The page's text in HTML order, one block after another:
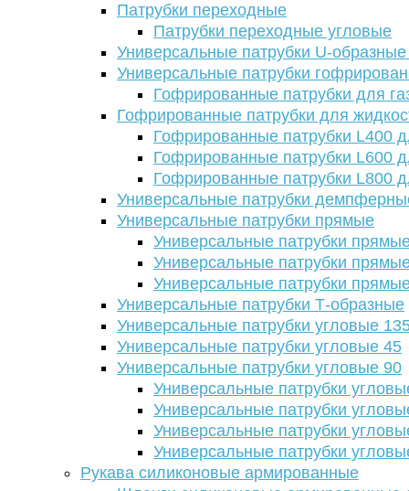
Патрубки переходные
Патрубки переходные угловые
Универсальные патрубки U-
Универсальные патрубки
Гофрированные патрубки для
Гофрированные патрубки для
Гофрированные патрубки L400
Гофрированные патрубки L600
Гофрированные патрубки L800
Универсальные патрубки
Универсальные патрубки прямые
Универсальные патрубки
Универсальные патрубки
Универсальные патрубки
Универсальные патрубки Т-образные
Универсальные патрубки угловые
Универсальные патрубки угловые 45
Универсальные патрубки угловые 90
Универсальные патрубки
Универсальные патрубки
Универсальные патрубки
Универсальные патрубки
Рукава силиконовые армированные